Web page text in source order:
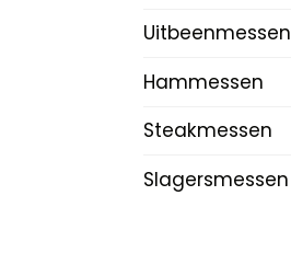
Uitbeenmessen
Hammessen
Steakmessen
Slagersmessen